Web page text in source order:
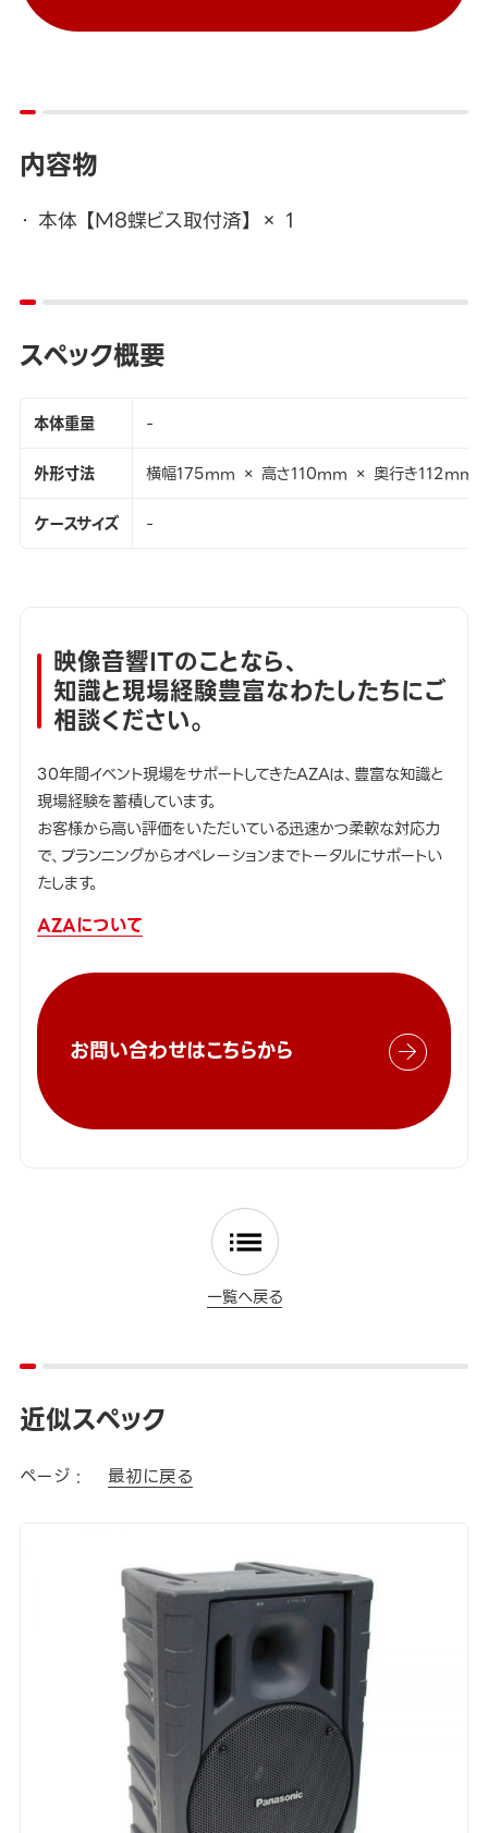
内容物
本体 【M8蝶ビス取付済】 × 1
スペック概要
本体重量
-
外形寸法
横幅175mm × 高さ110mm × 奥行き112mm
ケースサイズ
-
映像音響ITのことなら、
知識と現場経験豊富なわたしたちにご
相談ください。
30年間イベント現場をサポートしてきたAZAは、豊富な知識と
現場経験を蓄積しています。
お客様から高い評価をいただいている迅速かつ柔軟な対応力
で、プランニングからオペレーションまでトータルにサポートい
たします。
AZAについて
お問い合わせはこちらから
一覧へ戻る
近似スペック
ページ : 最初に戻る